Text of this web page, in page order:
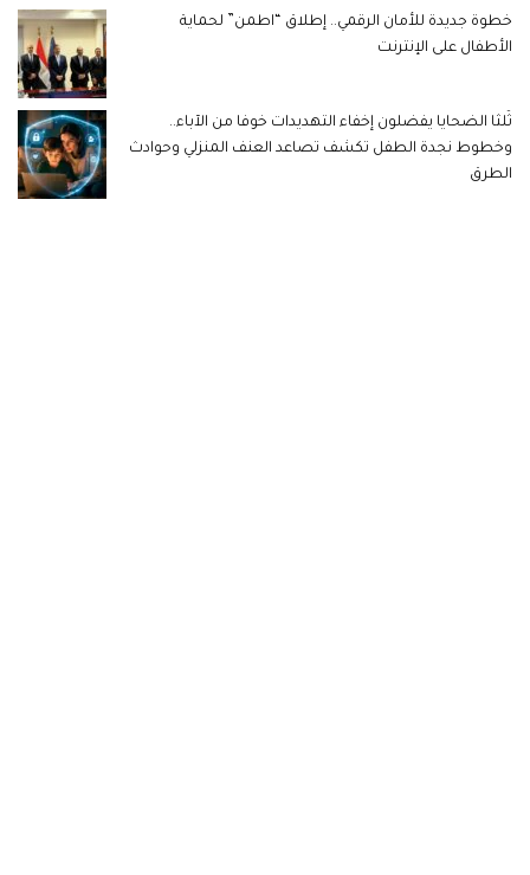
خطوة جديدة للأمان الرقمي.. إطلاق “اطمن” لحماية
الأطفال على الإنترنت
ثُلثا الضحايا يفضلون إخفاء التهديدات خوفا من الآباء..
وخطوط نجدة الطفل تكشف تصاعد العنف المنزلي وحوادث
الطرق